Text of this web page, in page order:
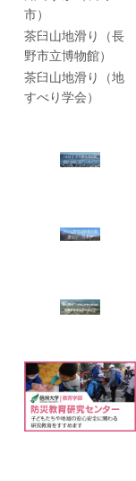
市）
茶臼山地滑り（長
野市立博物館）
茶臼山地滑り（地
すべり学会）